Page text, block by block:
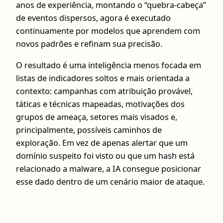
anos de experiência, montando o “quebra-cabeça”
de eventos dispersos, agora é executado
continuamente por modelos que aprendem com
novos padrões e refinam sua precisão.
O resultado é uma inteligência menos focada em
listas de indicadores soltos e mais orientada a
contexto: campanhas com atribuição provável,
táticas e técnicas mapeadas, motivações dos
grupos de ameaça, setores mais visados e,
principalmente, possíveis caminhos de
exploração. Em vez de apenas alertar que um
domínio suspeito foi visto ou que um hash está
relacionado a malware, a IA consegue posicionar
esse dado dentro de um cenário maior de ataque.